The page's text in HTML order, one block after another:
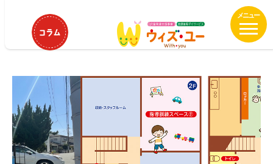
ツ
へ
移
動
ウィズ・ユー姪浜
ウィズ・ユー姪浜